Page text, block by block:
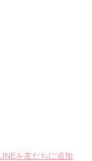
を友だちに追加